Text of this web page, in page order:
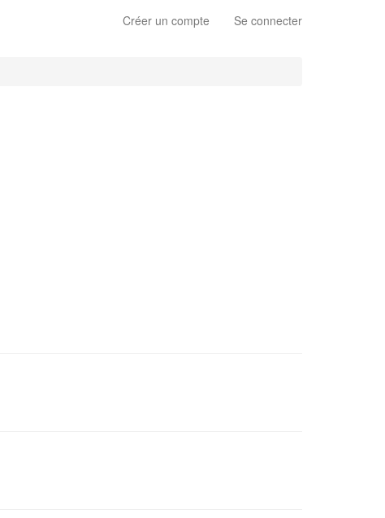
Créer un compte Se connecter